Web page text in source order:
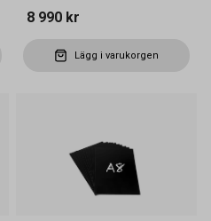
8 990 kr
Lägg i varukorgen